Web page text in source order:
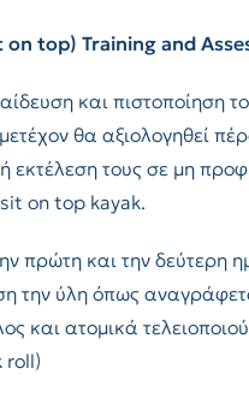
on top) Training and
και πιστοποίηση
θα αξιολογηθεί
εκτέλεση τους σε μη
on top kayak.
πρώτη και την δεύτερη
την ύλη όπως
και ατομικά
roll)